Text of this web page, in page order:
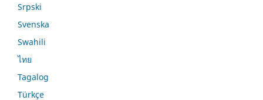
Srpski
Svenska
Swahili
ไทย
Tagalog
Türkçe